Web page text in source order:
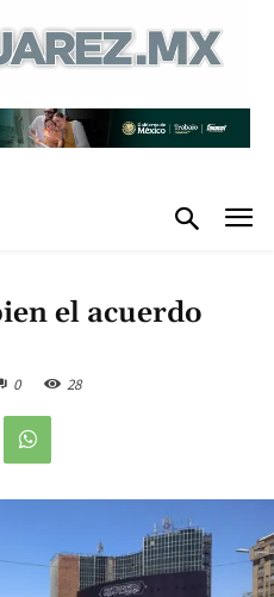
el acuerdo
0 28